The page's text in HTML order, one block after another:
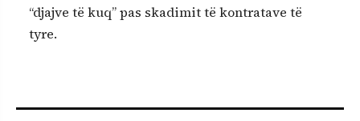
“djajve të kuq” pas skadimit të kontratave të
tyre.